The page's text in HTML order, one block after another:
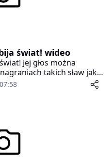
świat! wideo
Jej głos można
takich sław jak
czy Bob Sinclar , dla
sesyjna.